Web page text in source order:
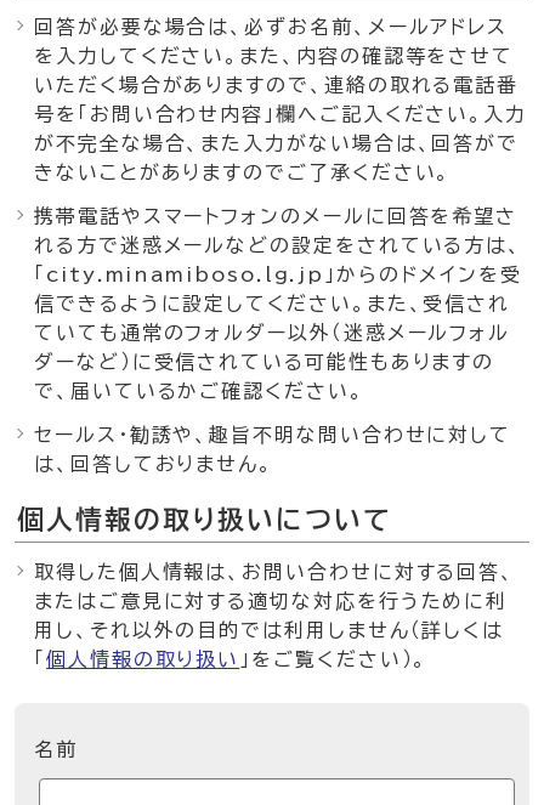
回答が必要な場合は、必ずお名前、メールアドレス
を入力してください。また、内容の確認等をさせて
いただく場合がありますので、連絡の取れる電話番
号を「お問い合わせ内容」欄へご記入ください。入力
が不完全な場合、また入力がない場合は、回答がで
きないことがありますのでご了承ください。
携帯電話やスマートフォンのメールに回答を希望さ
れる方で迷惑メールなどの設定をされている方は、
「city.minamiboso.lg.jp」からのドメインを受
信できるように設定してください。また、受信され
ていても通常のフォルダー以外（迷惑メールフォル
ダーなど）に受信されている可能性もありますの
で、届いているかご確認ください。
セールス・勧誘や、趣旨不明な問い合わせに対して
は、回答しておりません。
個人情報の取り扱いについて
取得した個人情報は、お問い合わせに対する回答、
またはご意見に対する適切な対応を行うために利
用し、それ以外の目的では利用しません（詳しくは
個人情報の取り扱い 」をご覧ください）。
名前